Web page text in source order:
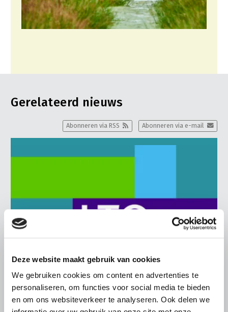
Deze website maakt gebruik van cookies
We gebruiken cookies om content en advertenties te
personaliseren, om functies voor social media te bieden
en om ons websiteverkeer te analyseren. Ook delen we
Gerelateerd nieuws
Abonneren via e-mail
Abonneren via RSS
BELANGRIJKE INFORMATIE